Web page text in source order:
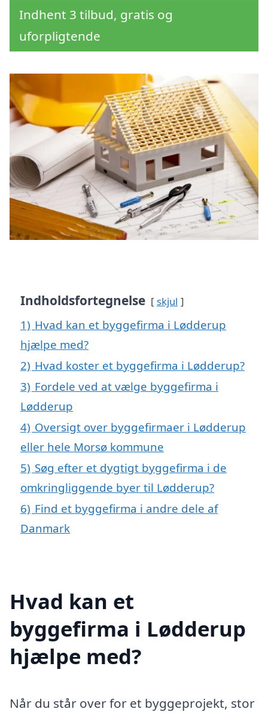
Indhent 3 tilbud, gratis og
uforpligtende
Indholdsfortegnelse skjul
1) Hvad kan et byggefirma i Lødderup
hjælpe med?
2) Hvad koster et byggefirma i Lødderup?
3) Fordele ved at vælge byggefirma i
Lødderup
4) Oversigt over byggefirmaer i Lødderup
eller hele Morsø kommune
5) Søg efter et dygtigt byggefirma i de
omkringliggende byer til Lødderup?
6) Find et byggefirma i andre dele af
Danmark
Hvad kan et
byggefirma i Lødderup
hjælpe med?
Når du står over for et byggeprojekt, stor